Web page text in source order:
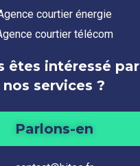
courtier énergie
courtier télécom
êtes intéressé par
nos services ?
Parlons-en